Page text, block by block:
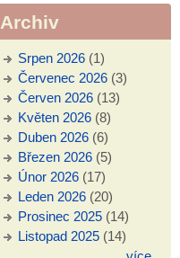
Archiv
Srpen 2026(1)
Červenec 2026(3)
Červen 2026(13)
Květen 2026(8)
Duben 2026(6)
Březen 2026(5)
Únor 2026(17)
Leden 2026(20)
Prosinec 2025(14)
Listopad 2025(14)